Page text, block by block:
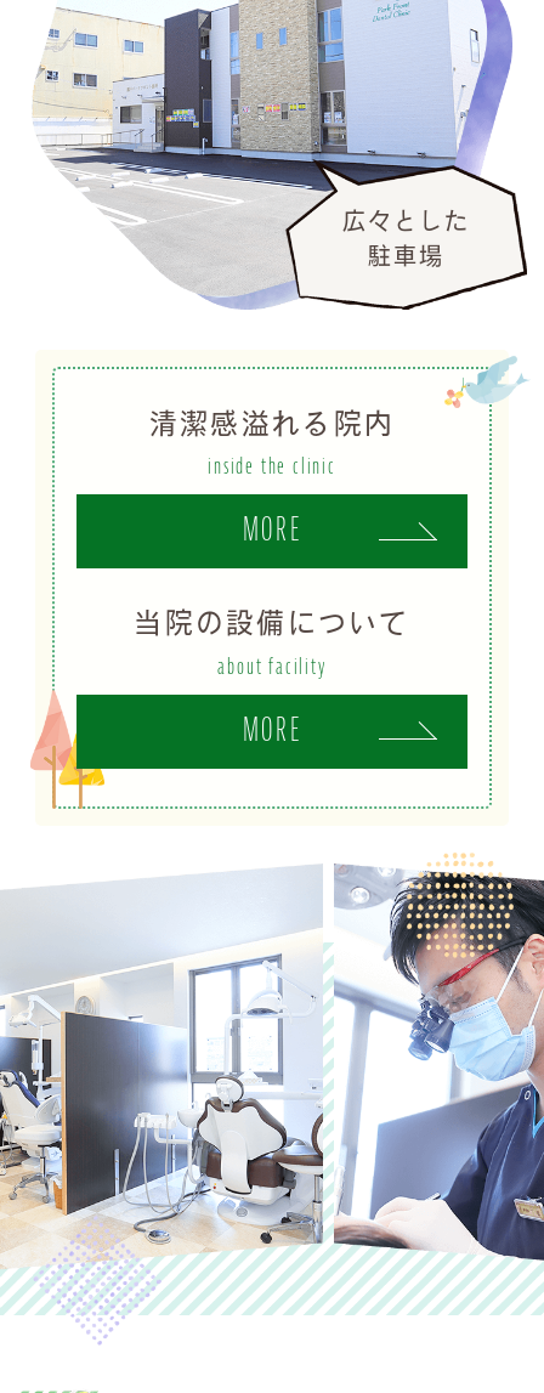
広々とした
駐車場
清潔感溢れる院内
inside the clinic
MORE
当院の設備について
about facility
MORE